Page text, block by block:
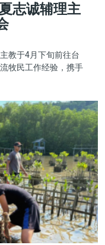
志诚辅理主
教于4月下旬前往台
牧民工作经验，携手